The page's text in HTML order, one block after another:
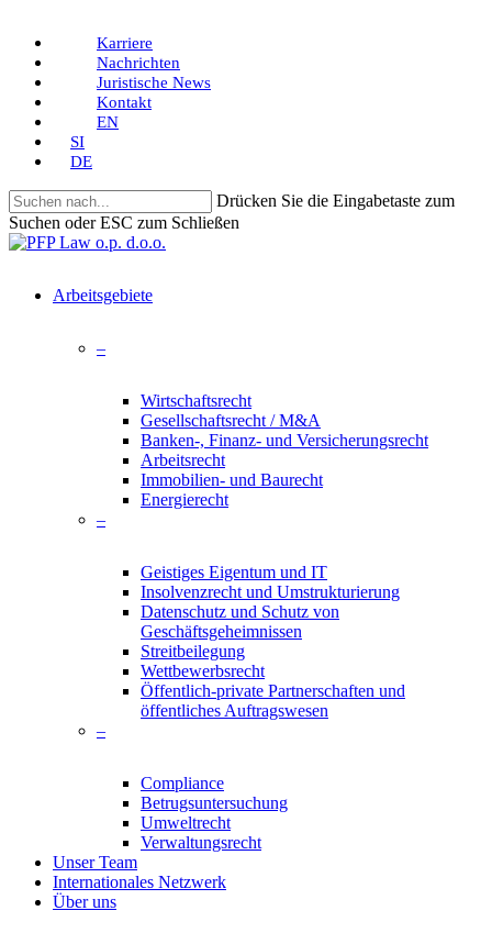
Skip
main
content
Karriere
Nachrichten
Juristische News
Kontakt
EN
SI
DE
Drücken Sie die Eingabetaste zum
Suchen oder ESC zum Schließen
Close
search
Menu Arbeitsgebiete
–
Wirtschaftsrecht
Gesellschaftsrecht / M&A
Banken-, Finanz- und Versicherungsrecht
Arbeitsrecht
Immobilien- und Baurecht
Energierecht
–
Geistiges Eigentum und IT
Insolvenzrecht und Umstrukturierung
Datenschutz und Schutz von
Geschäftsgeheimnissen
Streitbeilegung
Wettbewerbsrecht
Öffentlich-private Partnerschaften und
öffentliches Auftragswesen
–
Compliance
Betrugsuntersuchung
Umweltrecht
Verwaltungsrecht
Unser Team
Internationales Netzwerk
Über uns